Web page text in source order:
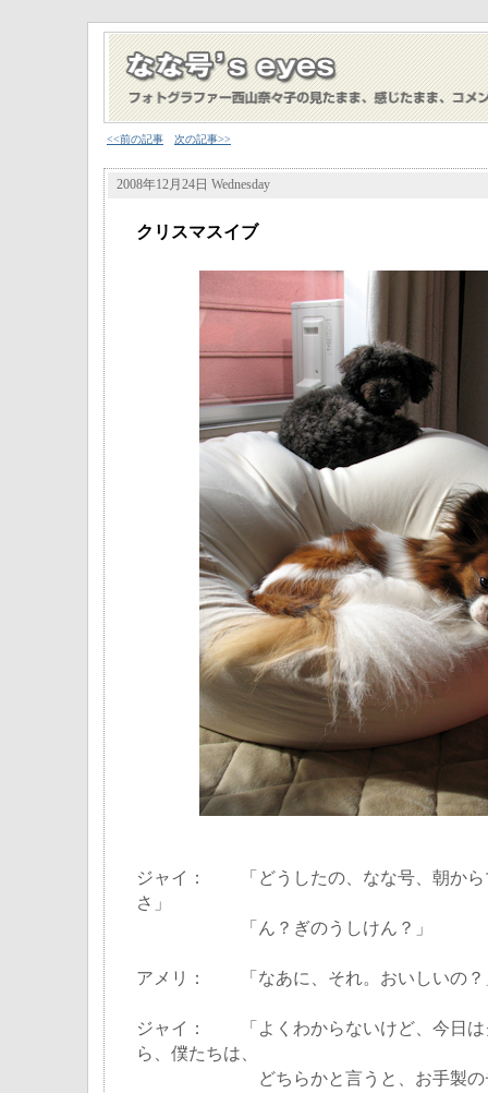
<<前の記事 次の記事>>
2008年12月24日 Wednesday
クリスマスイブ
ジャイ： 「どうしたの、なな号、朝から
さ」
「ん？ぎのうしけん？」
アメリ： 「なあに、それ。おいしいの？
ジャイ： 「よくわからないけど、今日は
ら、僕たちは、
どちらかと言うと、お手製のチキ